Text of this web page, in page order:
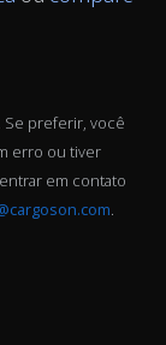
Se preferir, você
erro ou tiver
em contato
.